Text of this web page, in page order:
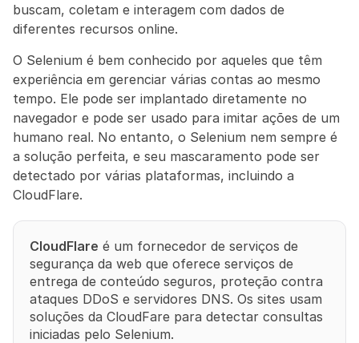
buscam, coletam e interagem com dados de
diferentes recursos online.
O Selenium é bem conhecido por aqueles que têm
experiência em gerenciar várias contas ao mesmo
tempo. Ele pode ser implantado diretamente no
navegador e pode ser usado para imitar ações de um
humano real. No entanto, o Selenium nem sempre é
a solução perfeita, e seu mascaramento pode ser
detectado por várias plataformas, incluindo a
CloudFlare.
CloudFlare é um fornecedor de serviços de
segurança da web que oferece serviços de
entrega de conteúdo seguros, proteção contra
ataques DDoS e servidores DNS. Os sites usam
soluções da CloudFare para detectar consultas
iniciadas pelo Selenium.